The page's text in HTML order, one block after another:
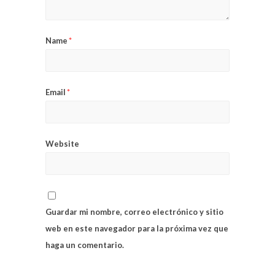
Name*
Email*
Website
Guardar mi nombre, correo electrónico y sitio
web en este navegador para la próxima vez que
haga un comentario.